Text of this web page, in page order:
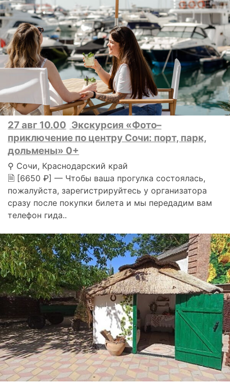
27 авг 10.00 Экскурсия «Фото–
приключение по центру Сочи: порт, парк,
дольмены» 0+
⚲ Сочи, Краснодарский край
🗎 [6650 ₽] — Чтобы ваша прогулка состоялась,
пожалуйста, зарегистрируйтесь у организатора
сразу после покупки билета и мы передадим вам
телефон гида..